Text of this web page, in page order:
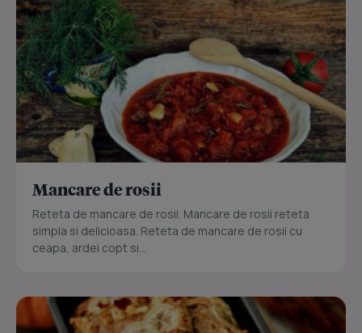
Mancare de rosii
Reteta de mancare de rosii. Mancare de rosii reteta
simpla si delicioasa. Reteta de mancare de rosii cu
ceapa, ardei copt si...